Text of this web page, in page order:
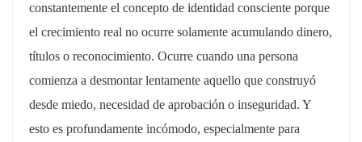
constantemente el concepto de identidad consciente porque
el crecimiento real no ocurre solamente acumulando dinero,
títulos o reconocimiento. Ocurre cuando una persona
comienza a desmontar lentamente aquello que construyó
desde miedo, necesidad de aprobación o inseguridad. Y
esto es profundamente incómodo, especialmente para